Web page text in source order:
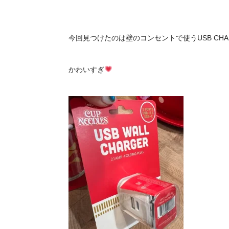
今回見つけたのは壁のコンセントで使うUSB
かわいすぎ